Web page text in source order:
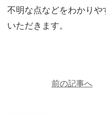
不明な点などをわかりや
いただきます。
前の記事へ